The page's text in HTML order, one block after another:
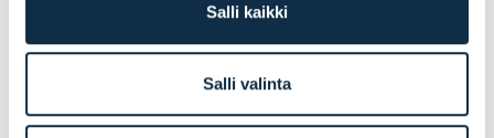
Salli kaikki
Salli valinta
Evlin puolivuosikatsaus 1–6/2026:
Vakaata kasvua ensimmäisellä